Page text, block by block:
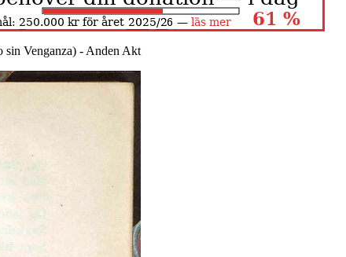
sin Venganza) - Anden Akt